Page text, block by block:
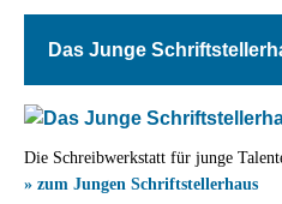
Das Junge
Die Schreibwerkstatt für junge
» zum Jungen Schriftstellerhaus